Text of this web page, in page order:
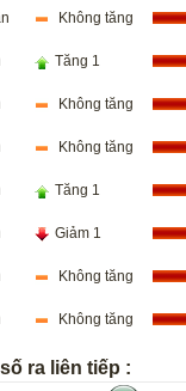
Không tăng
Tăng 1
Không tăng
Không tăng
Tăng 1
Giảm 1
Không tăng
Không tăng
ra liên tiếp :